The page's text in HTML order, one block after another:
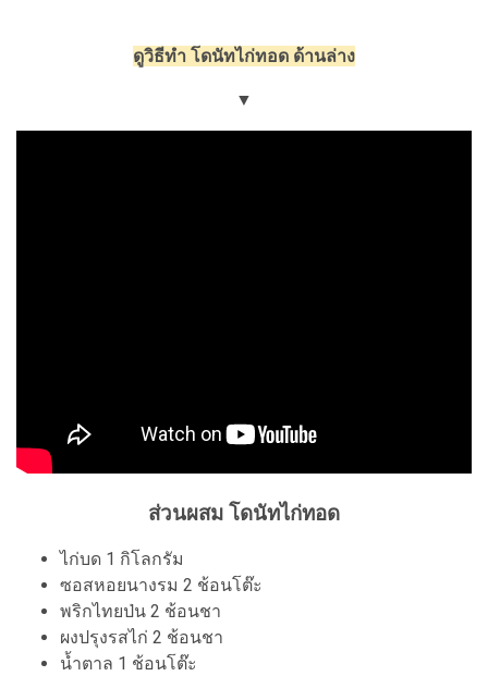
ดูวิธีทำ โดนัทไก่ทอด ด้านล่าง
▼
ส่วนผสม โดนัทไก่ทอด
ไก่บด 1 กิโลกรัม
ซอสหอยนางรม 2 ช้อนโต๊ะ
พริกไทยป่น 2 ช้อนชา
ผงปรุงรสไก่ 2 ช้อนชา
น้ำตาล 1 ช้อนโต๊ะ